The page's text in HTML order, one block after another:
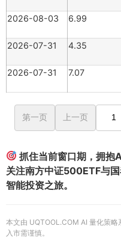
2026-08-03
6.99
2026-07-31
4.35
2026-07-31
7.07
第一页 上一页
抓住当前窗口期，拥抱
关注南方中证500ETF与
智能投资之旅。
本文由 UQTOOL.COM AI 量化策略
入市需谨慎。